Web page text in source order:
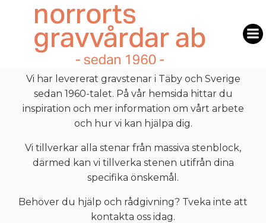
Hoppa
till
innehåll
Gravstenar
Köpa gravsten Täby
Vi har levererat gravstenar i Täby och Sverige
sedan 1960-talet. På vår hemsida hittar du
inspiration och mer information om vårt arbete
och hur vi kan hjälpa dig.
Vi tillverkar alla stenar från massiva stenblock,
därmed kan vi tillverka stenen utifrån dina
specifika önskemål.
Behöver du hjälp och rådgivning? Tveka inte att
kontakta oss idag.